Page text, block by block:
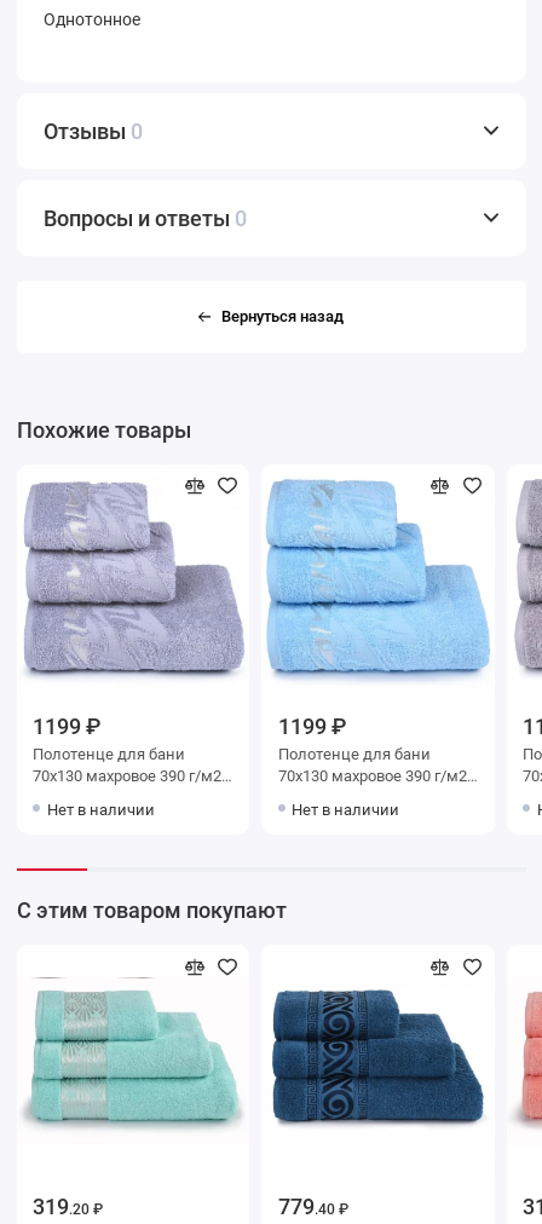
Однотонное
Отзывы 0
Вопросы и ответы 0
Вернуться назад
Похожие товары
1199 ₽
Полотенце для бани
70х130 махровое 390 г/м2
Донецкая мануфактура
Нет в наличии
1199 ₽
Полотенце для бани
70х130 махровое 390 г/м2
Донецкая мануфактура
Нет в наличии
70х130
С этим товаром покупают
319.20 ₽ 779.40 ₽